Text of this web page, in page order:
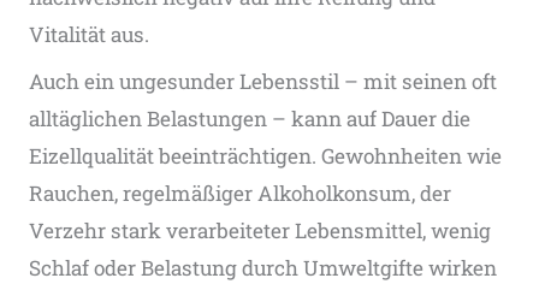
Vitalität aus.
Auch ein ungesunder Lebensstil – mit seinen oft
alltäglichen Belastungen – kann auf Dauer die
Eizellqualität beeinträchtigen. Gewohnheiten wie
Rauchen, regelmäßiger Alkoholkonsum, der
Verzehr stark verarbeiteter Lebensmittel, wenig
Schlaf oder Belastung durch Umweltgifte wirken